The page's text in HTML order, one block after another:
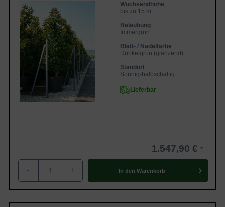
Wuchsendhöhe
bis zu 15 m
Belaubung
Immergrün
Blatt- / Nadelfarbe
Dunkelgrün (glänzend)
Standort
Sonnig-halbschattig
Lieferbar
1.547,90 €
- + In den Warenkorb